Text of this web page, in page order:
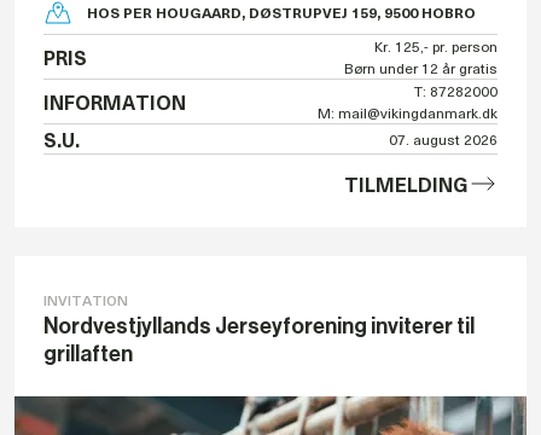
HOS PER HOUGAARD, DØSTRUPVEJ 159, 9500 HOBRO
PRIS
Kr. 125,- pr. person
Børn under 12 år gratis
INFORMATION
T: 87282000
M: mail@vikingdanmark.dk
S.U. 07. august 2026
TILMELDING
INVITATION
Nordvestjyllands Jerseyforening inviterer til
grillaften